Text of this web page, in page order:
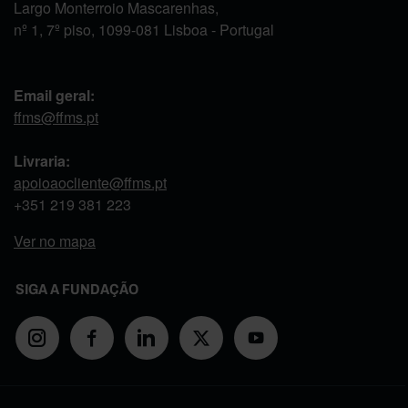
Largo Monterroio Mascarenhas,
nº 1, 7º piso, 1099-081 Lisboa - Portugal
Email geral:
ffms@ffms.pt
Livraria:
apoioaocliente@ffms.pt
+351 219 381 223
Ver no mapa
SIGA A FUNDAÇÃO